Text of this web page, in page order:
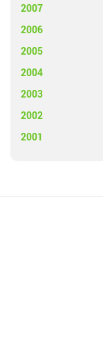
2007
2006
2005
2004
2003
2002
2001